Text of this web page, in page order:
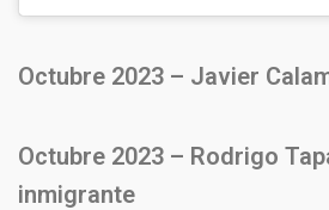
Octubre 2023 – Javier
Octubre 2023 – Rodrigo
inmigrante